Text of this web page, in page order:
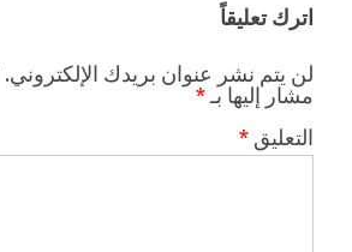
اترك تعليقاً
لن يتم نشر عنوان بريدك الإلكتروني.
مشار إليها بـ *
التعليق *